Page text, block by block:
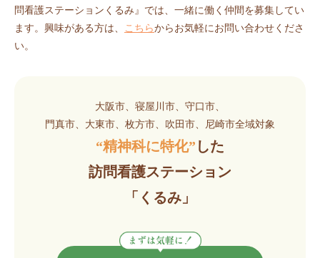
問看護ステーションくるみ』では、一緒に働く仲間を募集してい
ます。興味がある方は、
こちらからお気軽にお問い合わせくださ
い。
大阪市、寝屋川市、守口市、
門真市、大東市、枚方市、吹田市、尼崎市全域対象
“精神科に特化” した
訪問看護ステーション
「くるみ」